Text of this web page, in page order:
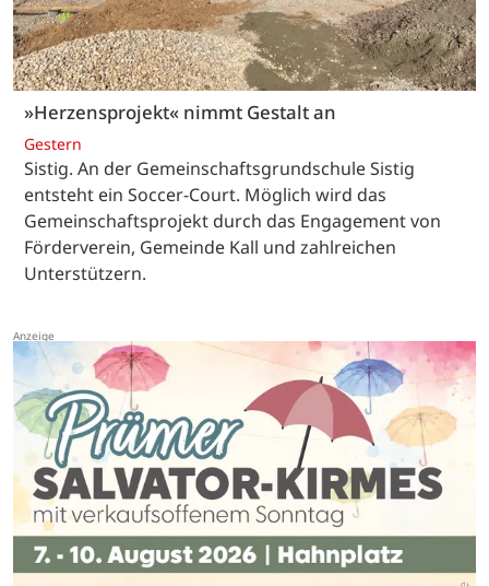
»Herzensprojekt« nimmt Gestalt an
Gestern
Sistig. An der Gemeinschaftsgrundschule Sistig
entsteht ein Soccer-Court. Möglich wird das
Gemeinschaftsprojekt durch das Engagement von
Förderverein, Gemeinde Kall und zahlreichen
Unterstützern.